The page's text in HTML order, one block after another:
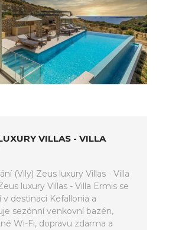
VILLAS - VILLA
(Vily) Zeus luxury Villas - Villa
luxury Villas - Villa Ermis se
v destinaci Kefallonia a
sezónní venkovní bazén,
Wi-Fi, dopravu zdarma a